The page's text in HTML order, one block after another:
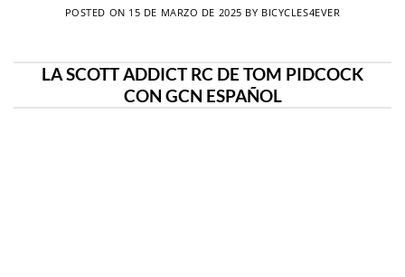
POSTED ON 15 DE MARZO DE 2025 BY BICYCLES4EVER
LA SCOTT ADDICT RC DE TOM PIDCOCK
CON GCN ESPAÑOL